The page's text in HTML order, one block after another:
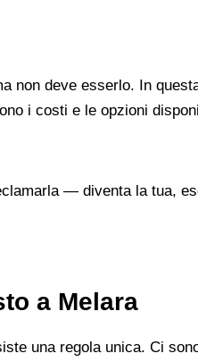
non deve esserlo. In
i costi e le opzioni
— diventa la tua,
a Melara
una regola unica. Ci